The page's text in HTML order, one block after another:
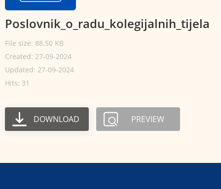
Poslovnik_o_radu_kolegijalnih_tijela
File size: 88.50 KB
Created: 27-09-2024
Updated: 27-09-2024
Hits: 31
DOWNLOAD PREVIEW